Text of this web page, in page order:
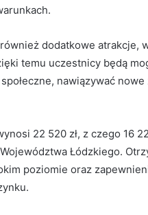
dodatkowe atrakcje,
temu uczestnicy będą
nawiązywać
22 520 zł, z czego 16
Łódzkiego.
poziomie oraz